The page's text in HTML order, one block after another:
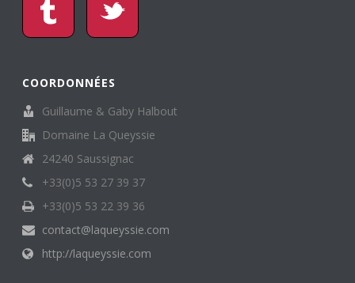
COORDONNÉES
Guillaume & Gaby Halbout
Domaine La Queyssie
24240 Saussignac
+33(0)5 53 27 39 37
+33(0)5 53 22 39 36
contact@laqueyssie.com
http://laqueyssie.com